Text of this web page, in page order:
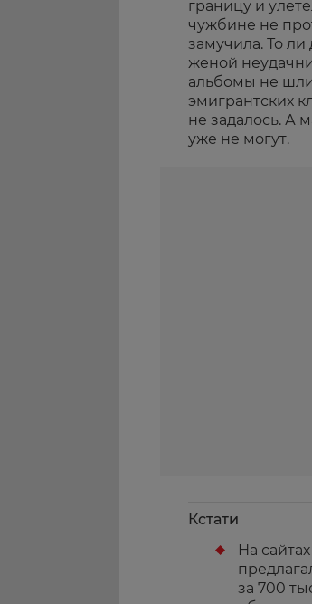
границу и
чужбине не
замучила. То ли
женой
альбомы не
эмигрантских
не задалось. А
уже не могут.
Кстати
На
за 700